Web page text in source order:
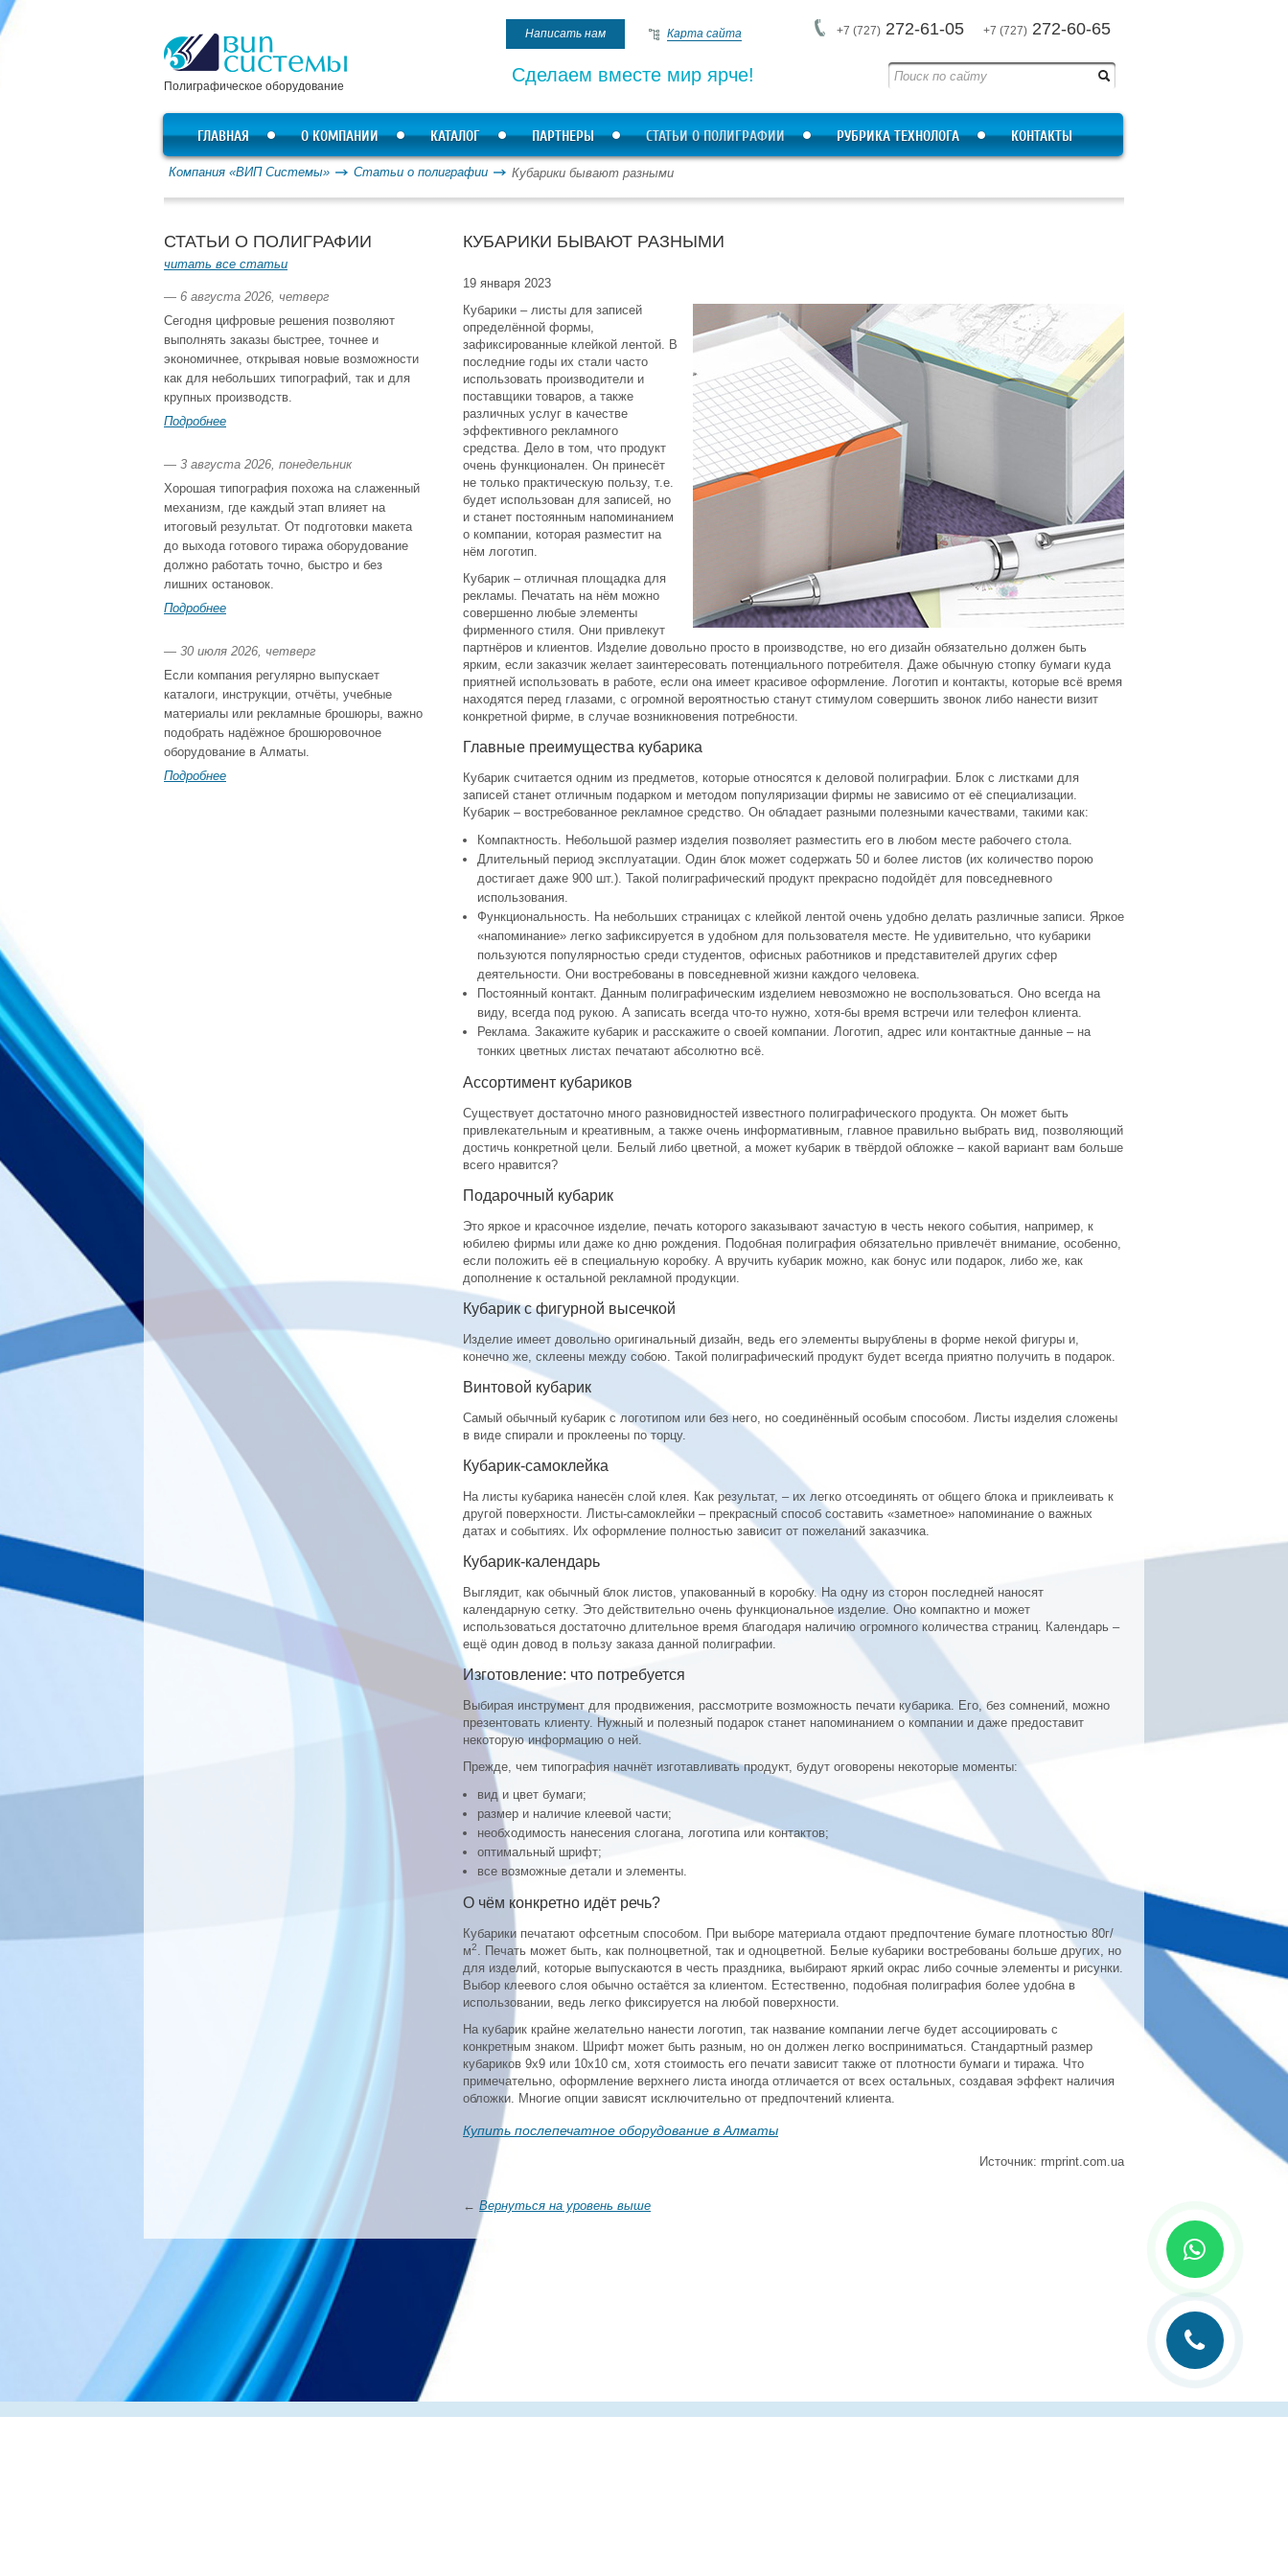
Полиграфическое оборудование
Сделаем вместе мир ярче!
+7 (727) 272-61-05 +7 (727) 272-60-65
Написать нам Карта сайта
ГЛАВНАЯ О КОМПАНИИ КАТАЛОГ ПАРТНЕРЫ СТАТЬИ О ПОЛИГРАФИИ РУБРИКА ТЕХНОЛОГА КОНТАКТЫ
Компания «ВИП Системы» Статьи о полиграфии Кубарики бывают разными
СТАТЬИ О ПОЛИГРАФИИ
читать все статьи
— 6 августа 2026, четверг
Сегодня цифровые решения позволяют
выполнять заказы быстрее, точнее и
экономичнее, открывая новые возможности
как для небольших типографий, так и для
крупных производств.
Подробнее
— 3 августа 2026, понедельник
Хорошая типография похожа на слаженный
механизм, где каждый этап влияет на
итоговый результат. От подготовки макета
до выхода готового тиража оборудование
должно работать точно, быстро и без
лишних остановок.
Подробнее
— 30 июля 2026, четверг
Если компания регулярно выпускает
каталоги, инструкции, отчёты, учебные
материалы или рекламные брошюры, важно
подобрать надёжное брошюровочное
оборудование в Алматы.
Подробнее
КУБАРИКИ БЫВАЮТ РАЗНЫМИ
19 января 2023
Кубарики – листы для записей
определённой формы,
зафиксированные клейкой лентой. В
последние годы их стали часто
использовать производители и
поставщики товаров, а также
различных услуг в качестве
эффективного рекламного
средства. Дело в том, что продукт
очень функционален. Он принесёт
не только практическую пользу, т.е.
будет использован для записей, но
и станет постоянным напоминанием
о компании, которая разместит на
нём логотип.
Кубарик – отличная площадка для
рекламы. Печатать на нём можно
совершенно любые элементы
фирменного стиля. Они привлекут
партнёров и клиентов. Изделие довольно просто в производстве, но его дизайн обязательно должен быть
ярким, если заказчик желает заинтересовать потенциального потребителя. Даже обычную стопку бумаги куда
приятней использовать в работе, если она имеет красивое оформление. Логотип и контакты, которые всё время
находятся перед глазами, с огромной вероятностью станут стимулом совершить звонок либо нанести визит
конкретной фирме, в случае возникновения потребности.
Главные преимущества кубарика
Кубарик считается одним из предметов, которые относятся к деловой полиграфии. Блок с листками для
записей станет отличным подарком и методом популяризации фирмы не зависимо от её специализации.
Кубарик – востребованное рекламное средство. Он обладает разными полезными качествами, такими как:
Компактность. Небольшой размер изделия позволяет разместить его в любом месте рабочего стола.
Длительный период эксплуатации. Один блок может содержать 50 и более листов (их количество порою
достигает даже 900 шт.). Такой полиграфический продукт прекрасно подойдёт для повседневного
использования.
Функциональность. На небольших страницах с клейкой лентой очень удобно делать различные записи. Яркое
«напоминание» легко зафиксируется в удобном для пользователя месте. Не удивительно, что кубарики
пользуются популярностью среди студентов, офисных работников и представителей других сфер
деятельности. Они востребованы в повседневной жизни каждого человека.
Постоянный контакт. Данным полиграфическим изделием невозможно не воспользоваться. Оно всегда на
виду, всегда под рукою. А записать всегда что-то нужно, хотя-бы время встречи или телефон клиента.
Реклама. Закажите кубарик и расскажите о своей компании. Логотип, адрес или контактные данные – на
тонких цветных листах печатают абсолютно всё.
Ассортимент кубариков
Существует достаточно много разновидностей известного полиграфического продукта. Он может быть
привлекательным и креативным, а также очень информативным, главное правильно выбрать вид, позволяющий
достичь конкретной цели. Белый либо цветной, а может кубарик в твёрдой обложке – какой вариант вам больше
всего нравится?
Подарочный кубарик
Это яркое и красочное изделие, печать которого заказывают зачастую в честь некого события, например, к
юбилею фирмы или даже ко дню рождения. Подобная полиграфия обязательно привлечёт внимание, особенно,
если положить её в специальную коробку. А вручить кубарик можно, как бонус или подарок, либо же, как
дополнение к остальной рекламной продукции.
Кубарик с фигурной высечкой
Изделие имеет довольно оригинальный дизайн, ведь его элементы вырублены в форме некой фигуры и,
конечно же, склеены между собою. Такой полиграфический продукт будет всегда приятно получить в подарок.
Винтовой кубарик
Самый обычный кубарик с логотипом или без него, но соединённый особым способом. Листы изделия сложены
в виде спирали и проклеены по торцу.
Кубарик-самоклейка
На листы кубарика нанесён слой клея. Как результат, – их легко отсоединять от общего блока и приклеивать к
другой поверхности. Листы-самоклейки – прекрасный способ составить «заметное» напоминание о важных
датах и событиях. Их оформление полностью зависит от пожеланий заказчика.
Кубарик-календарь
Выглядит, как обычный блок листов, упакованный в коробку. На одну из сторон последней наносят
календарную сетку. Это действительно очень функциональное изделие. Оно компактно и может
использоваться достаточно длительное время благодаря наличию огромного количества страниц. Календарь –
ещё один довод в пользу заказа данной полиграфии.
Изготовление: что потребуется
Выбирая инструмент для продвижения, рассмотрите возможность печати кубарика. Его, без сомнений, можно
презентовать клиенту. Нужный и полезный подарок станет напоминанием о компании и даже предоставит
некоторую информацию о ней.
Прежде, чем типография начнёт изготавливать продукт, будут оговорены некоторые моменты:
вид и цвет бумаги;
размер и наличие клеевой части;
необходимость нанесения слогана, логотипа или контактов;
оптимальный шрифт;
все возможные детали и элементы.
О чём конкретно идёт речь?
Кубарики печатают офсетным способом. При выборе материала отдают предпочтение бумаге плотностью 80г/
м2. Печать может быть, как полноцветной, так и одноцветной. Белые кубарики востребованы больше других, но
для изделий, которые выпускаются в честь праздника, выбирают яркий окрас либо сочные элементы и рисунки.
Выбор клеевого слоя обычно остаётся за клиентом. Естественно, подобная полиграфия более удобна в
использовании, ведь легко фиксируется на любой поверхности.
На кубарик крайне желательно нанести логотип, так название компании легче будет ассоциировать с
конкретным знаком. Шрифт может быть разным, но он должен легко восприниматься. Стандартный размер
кубариков 9х9 или 10х10 см, хотя стоимость его печати зависит также от плотности бумаги и тиража. Что
примечательно, оформление верхнего листа иногда отличается от всех остальных, создавая эффект наличия
обложки. Многие опции зависят исключительно от предпочтений клиента.
Купить послепечатное оборудование в Алматы
Источник: rmprint.com.ua
← Вернуться на уровень выше